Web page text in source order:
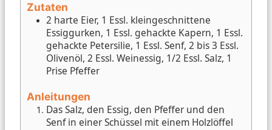
Zutaten
2 harte Eier, 1 Essl. kleingeschnittene
Essiggurken, 1 Essl. gehackte Kapern, 1 Essl.
gehackte Petersilie, 1 Essl. Senf, 2 bis 3 Essl.
Olivenöl, 2 Essl. Weinessig, 1/2 Essl. Salz, 1
Prise Pfeffer
Anleitungen
Das Salz, den Essig, den Pfeffer und den
Senf in einer Schüssel mit einem Holzlöffel